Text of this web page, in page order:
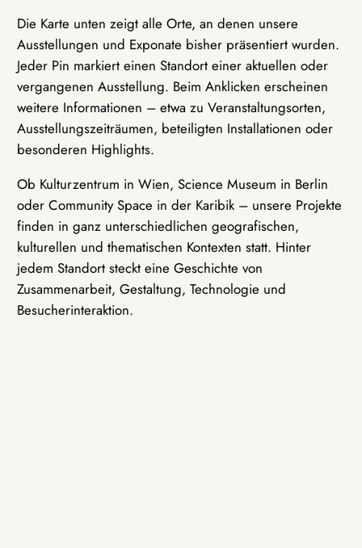
Die Karte unten zeigt alle Orte, an denen unsere
Ausstellungen und Exponate bisher präsentiert wurden.
Jeder Pin markiert einen Standort einer aktuellen oder
vergangenen Ausstellung. Beim Anklicken erscheinen
weitere Informationen – etwa zu Veranstaltungsorten,
Ausstellungszeiträumen, beteiligten Installationen oder
besonderen Highlights.
Ob Kulturzentrum in Wien, Science Museum in Berlin
oder Community Space in der Karibik – unsere Projekte
finden in ganz unterschiedlichen geografischen,
kulturellen und thematischen Kontexten statt. Hinter
jedem Standort steckt eine Geschichte von
Zusammenarbeit, Gestaltung, Technologie und
Besucherinteraktion.